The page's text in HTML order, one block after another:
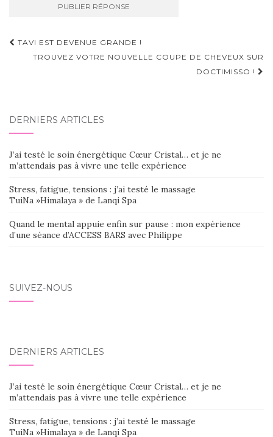
Navigation
d'article
TAVI EST DEVENUE GRANDE !
TROUVEZ VOTRE NOUVELLE COUPE DE CHEVEUX SUR
DOCTIMISSO !
DERNIERS ARTICLES
J’ai testé le soin énergétique Cœur Cristal… et je ne
m’attendais pas à vivre une telle expérience
Stress, fatigue, tensions : j’ai testé le massage
TuiNa »Himalaya » de Lanqi Spa
Quand le mental appuie enfin sur pause : mon expérience
d’une séance d’ACCESS BARS avec Philippe
SUIVEZ-NOUS
DERNIERS ARTICLES
J’ai testé le soin énergétique Cœur Cristal… et je ne
m’attendais pas à vivre une telle expérience
Stress, fatigue, tensions : j’ai testé le massage
TuiNa »Himalaya » de Lanqi Spa